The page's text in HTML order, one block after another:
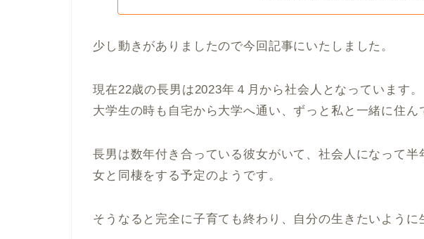
少し動きがありましたので今回記事にいたしました。
現在22歳の長男は2023年４月から社会人となっています。
大学生の時も自宅から大学へ通い、ずっと私と一緒に住ん
長男は数年付き合っている彼女がいて、社会人になって
女と同棲をする予定のようです。
そうなると完全に子育ても終わり、自分の生きたいように